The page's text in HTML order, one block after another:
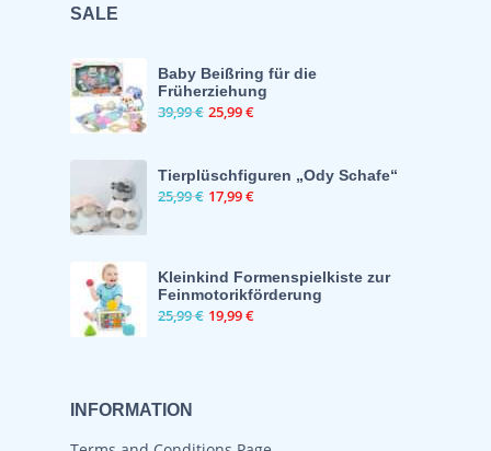
SALE
Baby Beißring für die
Früherziehung
39,99€ 25,99€
⁠Tierplüschfiguren „Ody Schafe“
25,99€ 17,99€
Kleinkind Formenspielkiste zur
Feinmotorikförderung
25,99€ 19,99€
INFORMATION